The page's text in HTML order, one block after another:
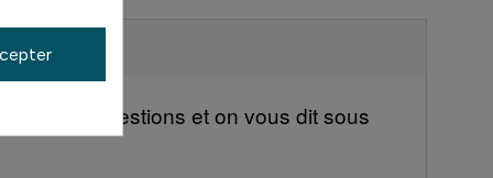
à vos questions et on vous dit sous